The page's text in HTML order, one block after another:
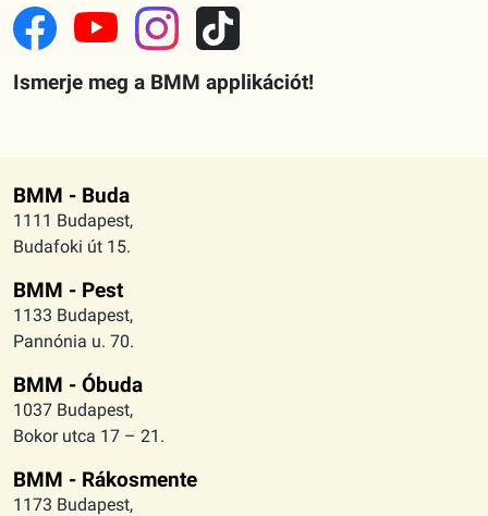
Ismerje meg a BMM applikációt!
BMM - Buda
1111 Budapest,
Budafoki út 15.
BMM - Pest
1133 Budapest,
Pannónia u. 70.
BMM - Óbuda
1037 Budapest,
Bokor utca 17 – 21.
BMM - Rákosmente
1173 Budapest,